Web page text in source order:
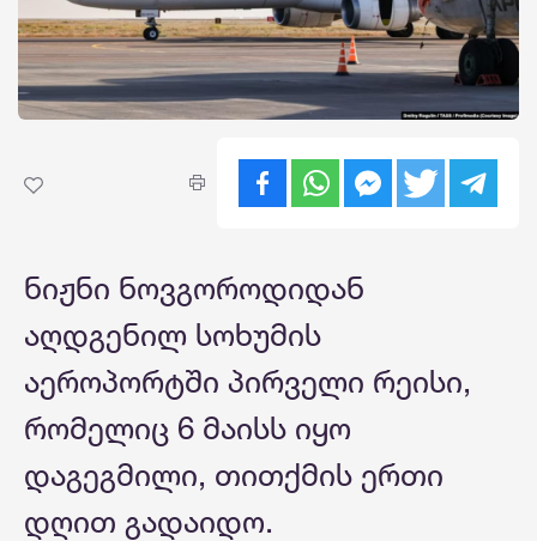
ნიჟნი ნოვგოროდიდან
აღდგენილ სოხუმის
აეროპორტში პირველი რეისი,
რომელიც 6 მაისს იყო
დაგეგმილი, თითქმის ერთი
დღით გადაიდო.